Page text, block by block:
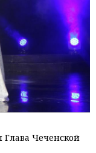
Глава Чеченской